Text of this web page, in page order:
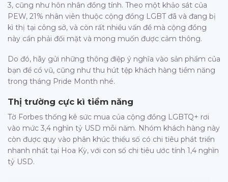
3, cũng như hôn nhân đồng tính. Theo một khảo sát của
PEW, 21% nhân viên thuộc cộng đồng LGBT đã và đang bị
kì thị tại công sở, và còn rất nhiều vấn đề mà cộng đồng
này cần phải đối mặt và mong muốn được cảm thông.
Do đó, hãy gửi những thông điệp ý nghĩa vào sản phẩm của
bạn để cổ vũ, cũng như thu hút tệp khách hàng tiềm năng
trong tháng Pride Month nhé.
Thị trường cực kì tiềm năng
Tờ Forbes thống kê sức mua của cộng đồng LGBTQ+ rơi
vào mức 3,4 nghìn tỷ USD mỗi năm. Nhóm khách hàng này
còn được quy vào phân khúc thiểu số có chi tiêu phát triển
nhanh nhất tại Hoa Kỳ, với con số chi tiêu ước tính 1,4 nghìn
tỷ USD.